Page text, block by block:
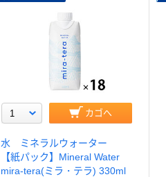
カゴへ
水 ミネラルウォーター
【紙パック】Mineral Water
mira-tera(ミラ・テラ) 330ml